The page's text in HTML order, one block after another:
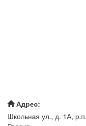
Адрес:
Школьная ул., д. 1А,